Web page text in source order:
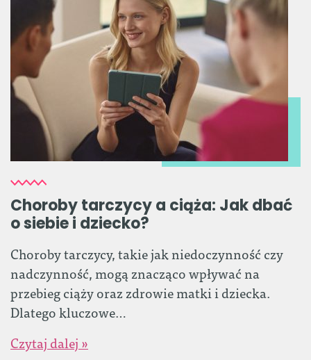
Choroby tarczycy a ciąża: Jak dbać
o siebie i dziecko?
Choroby tarczycy, takie jak niedoczynność czy
nadczynność, mogą znacząco wpływać na
przebieg ciąży oraz zdrowie matki i dziecka.
Dlatego kluczowe…
Czytaj dalej »